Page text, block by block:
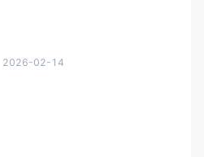
2026-02-14